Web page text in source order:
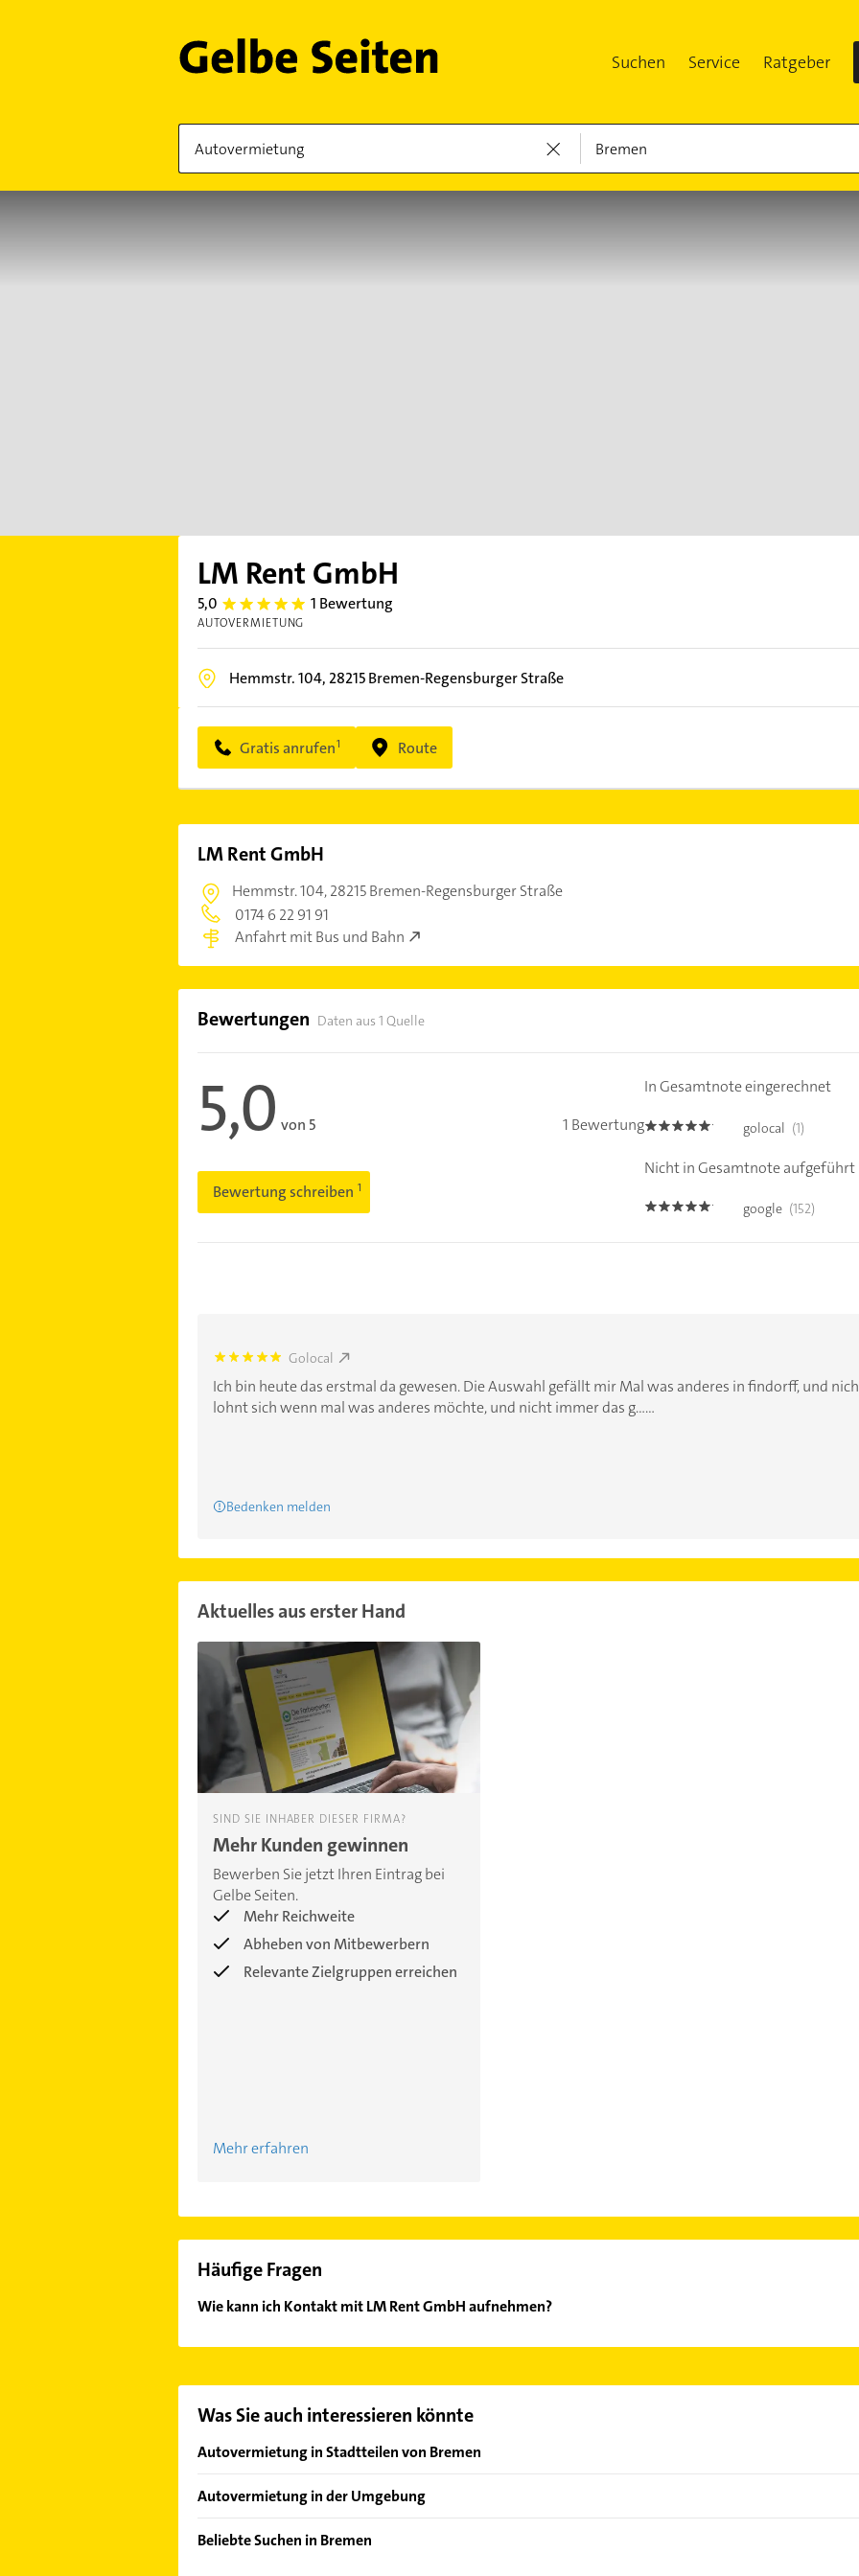
Suchen Service Ratgeber
LM Rent GmbH
5,0 5.0 1 Bewertung
AUTOVERMIETUNG
Hemmstr. 104, 28215Bremen-Regensburger Straße
Gratis anrufen Route
LM Rent GmbH
Hemmstr. 104,28215 Bremen-Regensburger Straße
0174 6 22 91 91
Anfahrt mit Bus und Bahn
Bewertungen Daten aus 1 Quelle
5,0 von 5 1 Bewertung
Bewertung schreiben
In Gesamtnote eingerechnet
5.0 golocal (1)
Nicht in Gesamtnote aufgeführt
5.0 google (152)
5.0 Golocal
Ich bin heute das erstmal da gewesen. Die Auswahl gefällt mir Mal was anderes in findorff, und
lohnt sich wenn mal was anderes möchte, und nicht immer das g......
Bedenken melden
Aktuelles aus erster Hand
SIND SIE INHABER DIESER FIRMA?
Mehr Kunden gewinnen
Bewerben Sie jetzt Ihren Eintrag bei
Gelbe Seiten.
Mehr Reichweite
Abheben von Mitbewerbern
Relevante Zielgruppen erreichen
Mehr erfahren
Häufige Fragen
Wie kann ich Kontakt mit LM Rent GmbH aufnehmen?
Was Sie auch interessieren könnte
Autovermietung in Stadtteilen von Bremen
Bahnhofsvorstadt
Handelshäfen
Autovermietung in der Umgebung
Delmenhorst
Beliebte Suchen in Bremen